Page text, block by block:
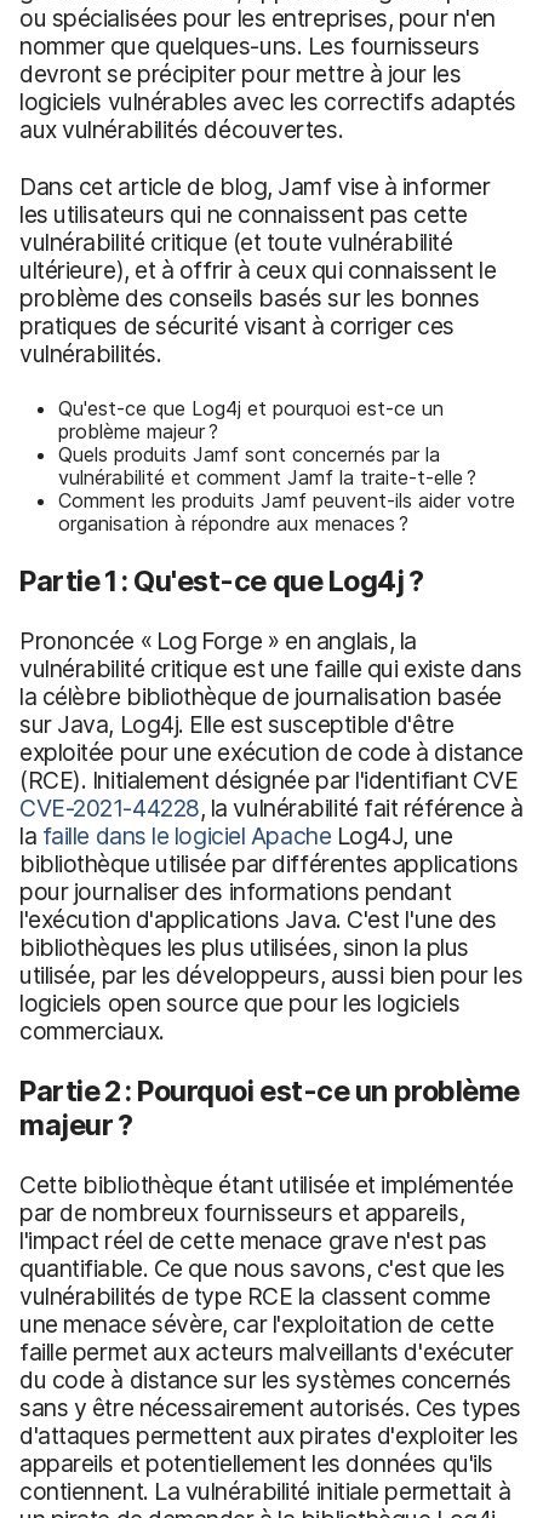
ou spécialisées pour les entreprises, pour n'en
nommer que quelques-uns. Les fournisseurs
devront se précipiter pour mettre à jour les
logiciels vulnérables avec les correctifs adaptés
aux vulnérabilités découvertes.
Dans cet article de blog, Jamf vise à informer
les utilisateurs qui ne connaissent pas cette
vulnérabilité critique (et toute vulnérabilité
ultérieure), et à offrir à ceux qui connaissent le
problème des conseils basés sur les bonnes
pratiques de sécurité visant à corriger ces
vulnérabilités.
Qu'est-ce que Log4j et pourquoi est-ce un
problème majeur ?
Quels produits Jamf sont concernés par la
vulnérabilité et comment Jamf la traite-t-elle ?
Comment les produits Jamf peuvent-ils aider votre
organisation à répondre aux menaces ?
Partie 1 : Qu'est-ce que Log4j ?
Prononcée « Log Forge » en anglais, la
vulnérabilité critique est une faille qui existe dans
la célèbre bibliothèque de journalisation basée
sur Java, Log4j. Elle est susceptible d'être
exploitée pour une exécution de code à distance
(RCE). Initialement désignée par l'identifiant CVE
CVE-2021-44228, la vulnérabilité fait référence à
la faille dans le logiciel Apache Log4J, une
bibliothèque utilisée par différentes applications
pour journaliser des informations pendant
l'exécution d'applications Java. C'est l'une des
bibliothèques les plus utilisées, sinon la plus
utilisée, par les développeurs, aussi bien pour les
logiciels open source que pour les logiciels
commerciaux.
Partie 2 : Pourquoi est-ce un problème
majeur ?
Cette bibliothèque étant utilisée et implémentée
par de nombreux fournisseurs et appareils,
l'impact réel de cette menace grave n'est pas
quantifiable. Ce que nous savons, c'est que les
vulnérabilités de type RCE la classent comme
une menace sévère, car l'exploitation de cette
faille permet aux acteurs malveillants d'exécuter
du code à distance sur les systèmes concernés
sans y être nécessairement autorisés. Ces types
d'attaques permettent aux pirates d'exploiter les
appareils et potentiellement les données qu'ils
contiennent. La vulnérabilité initiale permettait à